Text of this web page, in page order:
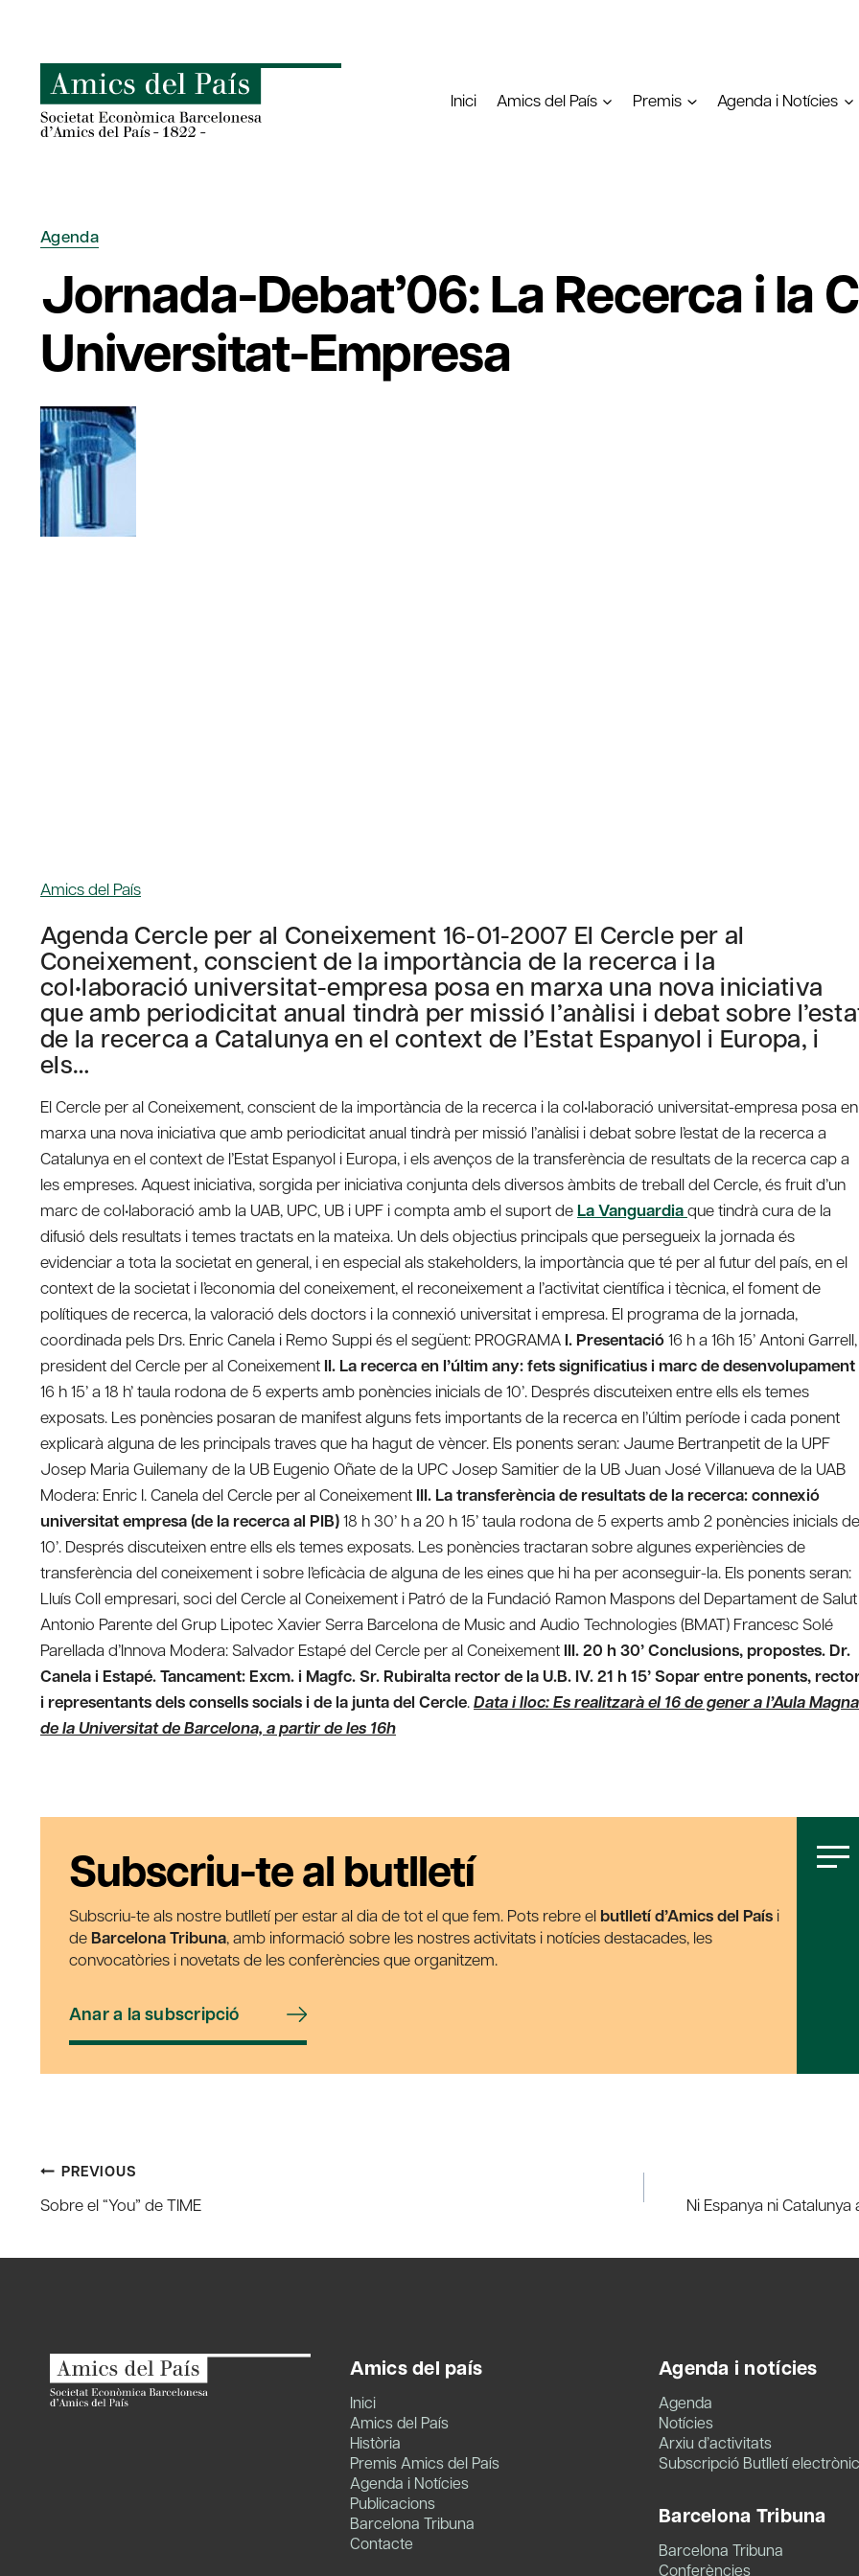
content
Inici
Amics del País Premis Agenda i Notícies
Agenda
Jornada-Debat’06: La Recerca i la
Universitat-Empresa
Amics del País
Agenda Cercle per al Coneixement 16-01-2007 El Cercle per al
Coneixement, conscient de la importància de la recerca i la
col•laboració universitat-empresa posa en marxa una nova iniciativa
que amb periodicitat anual tindrà per missió l’anàlisi i debat sobre
de la recerca a Catalunya en el context de l’Estat Espanyol i Europa, i
els…
El Cercle per al Coneixement, conscient de la importància de la recerca i la col•laboració universitat-empresa posa en
marxa una nova iniciativa que amb periodicitat anual tindrà per missió l’anàlisi i debat sobre l’estat de la recerca a
Catalunya en el context de l’Estat Espanyol i Europa, i els avenços de la transferència de resultats de la recerca cap a
les empreses. Aquest iniciativa, sorgida per iniciativa conjunta dels diversos àmbits de treball del Cercle, és fruit d’un
marc de col•laboració amb la UAB, UPC, UB i UPF i compta amb el suport de La Vanguardiaque tindrà cura de la
difusió dels resultats i temes tractats en la mateixa. Un dels objectius principals que persegueix la jornada és
evidenciar a tota la societat en general, i en especial als stakeholders, la importància que té per al futur del país, en el
context de la societat i l’economia del coneixement, el reconeixement a l’activitat científica i tècnica, el foment de
polítiques de recerca, la valoració dels doctors i la connexió universitat i empresa. El programa de la jornada,
coordinada pels Drs. Enric Canela i Remo Suppi és el següent: PROGRAMA I. Presentació16 h a 16h 15’ Antoni Garrell,
president del Cercle per al Coneixement II. La recerca en l’últim any: fets significatius i marc de desenvolupament
16 h 15’ a 18 h’ taula rodona de 5 experts amb ponències inicials de 10’. Després discuteixen entre ells els temes
exposats. Les ponències posaran de manifest alguns fets importants de la recerca en l’últim període i cada ponent
explicarà alguna de les principals traves que ha hagut de vèncer. Els ponents seran: Jaume Bertranpetit de la UPF
Josep Maria Guilemany de la UB Eugenio Oñate de la UPC Josep Samitier de la UB Juan José Villanueva de la UAB
Modera: Enric I. Canela del Cercle per al Coneixement III. La transferència de resultats de la recerca: connexió
universitat empresa (de la recerca al PIB)18 h 30’ h a 20 h 15’ taula rodona de 5 experts amb 2 ponències inicials de
10’. Després discuteixen entre ells els temes exposats. Les ponències tractaran sobre algunes experiències de
transferència del coneixement i sobre l’eficàcia de alguna de les eines que hi ha per aconseguir-la. Els ponents seran:
Lluís Coll empresari, soci del Cercle al Coneixement i Patró de la Fundació Ramon Maspons del Departament de Salut
Antonio Parente del Grup Lipotec Xavier Serra Barcelona de Music and Audio Technologies (BMAT) Francesc Solé
Parellada d’Innova Modera: Salvador Estapé del Cercle per al Coneixement III. 20 h 30’ Conclusions, propostes. Dr.
Canela i Estapé. Tancament: Excm. i Magfc. Sr. Rubiralta rector de la U.B. IV. 21 h 15’ Sopar entre ponents,
i representants dels consells socials i de la junta del Cercle.Data i lloc: Es realitzarà el 16 de gener a l’Aula Magna
de la Universitat de Barcelona, a partir de les 16h
Subscriu-te al butlletí
Subscriu-te als nostre butlletí per estar al dia de tot el que fem. Pots rebre el butlletí d’Amics del País i
de Barcelona Tribuna, amb informació sobre les nostres activitats i notícies destacades, les
convocatòries i novetats de les conferències que organitzem.
Anar a la subscripció
Post
navigation
PREVIOUS
Sobre el “You” de TIME Ni Espanya ni
Amics del país
Inici
Amics del País
Història
Premis Amics del País
Agenda i Notícies
Publicacions
Barcelona Tribuna
Contacte
Agenda i notícies
Agenda
Notícies
Arxiu d’activitats
Subscripció Butlletí electrònic
Barcelona Tribuna
Barcelona Tribuna
Conferències